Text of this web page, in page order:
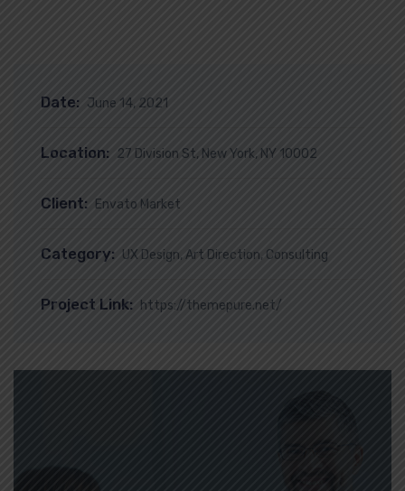
Date: June 14, 2021
Location: 27 Division St, New York, NY 10002
Client: Envato Market
Category: UX Design, Art Direction, Consulting
Project Link: https://themepure.net/